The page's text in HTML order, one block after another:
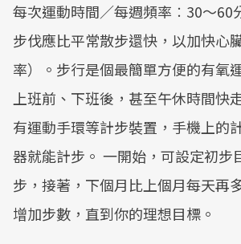
每次運動時間／每週頻率︰30～60
步伐應比平常散步還快，以加快心
率）。步行是個最簡單方便的有氧
上班前、下班後，甚至午休時間快
有運動手環等計步裝置，手機上的
器就能計步。 一開始，可設定初步
步，接著，下個月比上個月每天再
增加步數，直到你的理想目標。